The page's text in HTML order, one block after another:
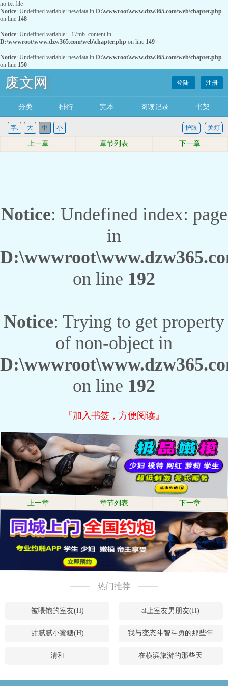
no txt file
Notice: Undefined variable: newdata in D:\wwwroot\www.dzw365.com\web\chapter.php
on line 148
Notice: Undefined variable: _17mb_content in
D:\wwwroot\www.dzw365.com\web\chapter.php on line 149
Notice: Undefined variable: newdata in D:\wwwroot\www.dzw365.com\web\chapter.php
on line 150
废文网 登陆 注册
分类 排行 完本 阅读记录 书架
字: 大 中 小 关灯
护眼
上一章 章节列表 下一章
Notice: Undefined index: page
in
on line 192
Notice: Trying to get property
of non-object in
on line 192
『加入书签，方便阅读』
上一章 章节列表 下一章
热门推荐
被喂饱的室友(H) ai上室友男朋友(H)
甜腻腻小蜜糖(H) 我与变态斗智斗勇的那些年
清和 在横滨旅游的那些天